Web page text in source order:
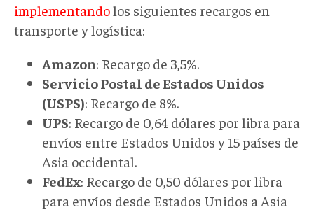
implementandolos siguientes recargos en
transporte y logística:
Amazon: Recargo de 3,5%.
Servicio Postal de Estados Unidos
(USPS): Recargo de 8%.
UPS: Recargo de 0,64 dólares por libra para
envíos entre Estados Unidos y 15 países de
Asia occidental.
FedEx: Recargo de 0,50 dólares por libra
para envíos desde Estados Unidos a Asia